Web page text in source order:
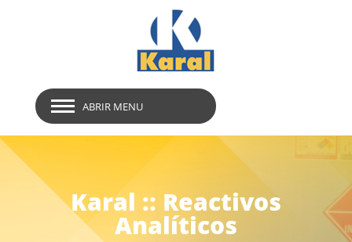
ABRIR MENU
Karal :: Reactivos
Analíticos